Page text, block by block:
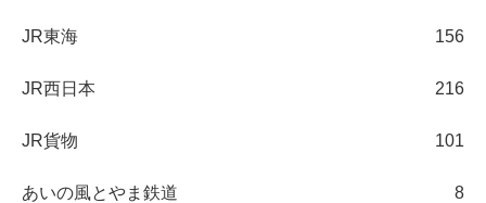
JR東海 156
JR西日本 216
JR貨物 101
あいの風とやま鉄道 8